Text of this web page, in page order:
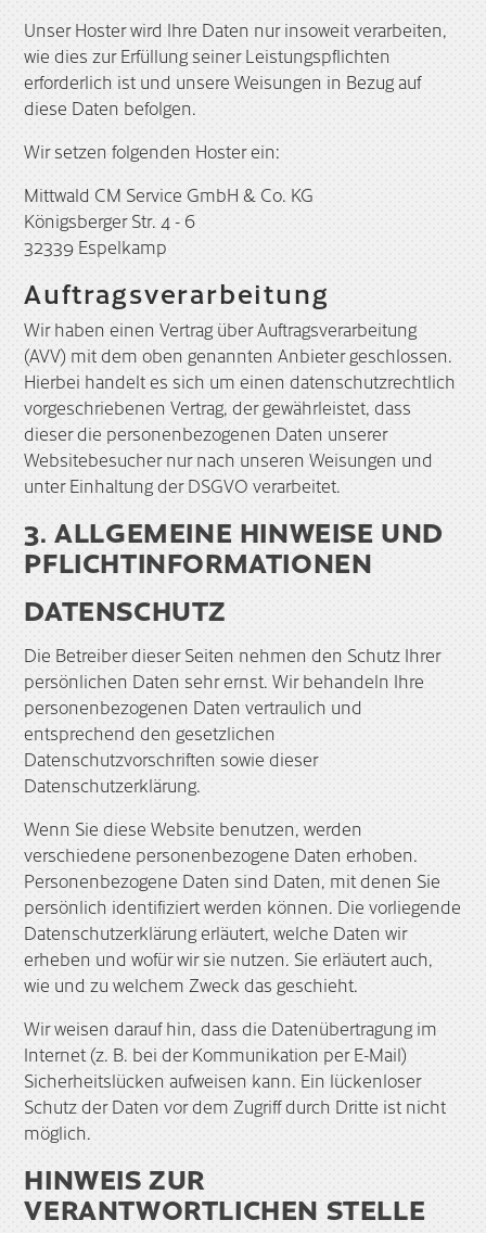
Unser Hoster wird Ihre Daten nur insoweit verarbeiten,
wie dies zur Erfüllung seiner Leistungspflichten
erforderlich ist und unsere Weisungen in Bezug auf
diese Daten befolgen.
Wir setzen folgenden Hoster ein:
Mittwald CM Service GmbH & Co. KG
Königsberger Str. 4 - 6
32339 Espelkamp
Auftragsverarbeitung
Wir haben einen Vertrag über Auftragsverarbeitung
(AVV) mit dem oben genannten Anbieter geschlossen.
Hierbei handelt es sich um einen datenschutzrechtlich
vorgeschriebenen Vertrag, der gewährleistet, dass
dieser die personenbezogenen Daten unserer
Websitebesucher nur nach unseren Weisungen und
unter Einhaltung der DSGVO verarbeitet.
3. ALLGEMEINE HINWEISE UND
PFLICHT­INFORMATIONEN
DATENSCHUTZ
Die Betreiber dieser Seiten nehmen den Schutz Ihrer
persönlichen Daten sehr ernst. Wir behandeln Ihre
personenbezogenen Daten vertraulich und
entsprechend den gesetzlichen
Datenschutzvorschriften sowie dieser
Datenschutzerklärung.
Wenn Sie diese Website benutzen, werden
verschiedene personenbezogene Daten erhoben.
Personenbezogene Daten sind Daten, mit denen Sie
persönlich identifiziert werden können. Die vorliegende
Datenschutzerklärung erläutert, welche Daten wir
erheben und wofür wir sie nutzen. Sie erläutert auch,
wie und zu welchem Zweck das geschieht.
Wir weisen darauf hin, dass die Datenübertragung im
Internet (z. B. bei der Kommunikation per E-Mail)
Sicherheitslücken aufweisen kann. Ein lückenloser
Schutz der Daten vor dem Zugriff durch Dritte ist nicht
möglich.
HINWEIS ZUR
VERANTWORTLICHEN STELLE